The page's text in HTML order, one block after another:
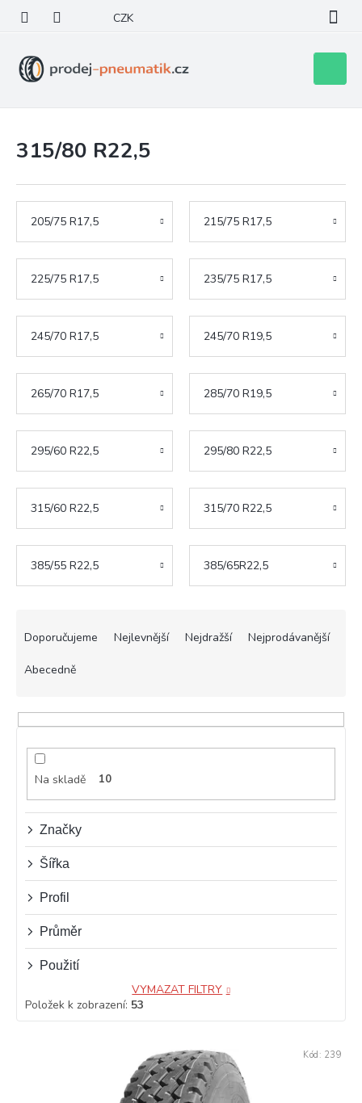
obsah
CZK
košík
315/80 R22,5
205/75 R17,5 215/75 R17,5
225/75 R17,5 235/75 R17,5
245/70 R17,5 245/70 R19,5
265/70 R17,5 285/70 R19,5
295/60 R22,5 295/80 R22,5
315/60 R22,5 315/70 R22,5
385/55 R22,5 385/65R22,5
p
Doporučujeme Nejlevnější Nejdražší Nejprodávanější
Abecedně
Na skladě 10
Značky
Šířka
Profil
Průměr
Použití
VYMAZAT FILTRY
Položek k zobrazení: 53
Kód: 239